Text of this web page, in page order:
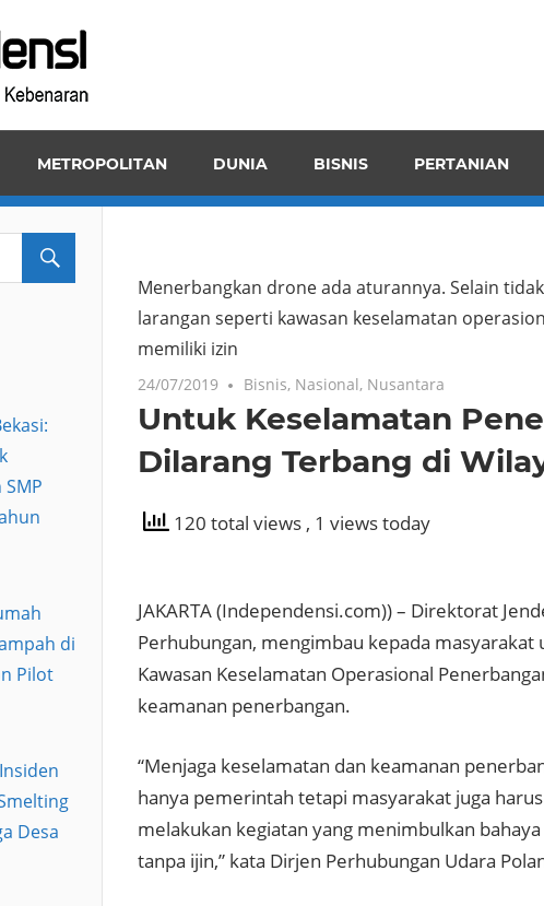
dan
METROPOLITAN DUNIA BISNIS PERTANIAN
Menerbangkan drone ada aturannya. Selain
larangan seperti kawasan keselamatan
memiliki izin
24/07/2019 Bisnis, Nasional, Nusantara
Untuk Keselamatan
Dilarang Terbang di
120 total views , 1 views today
JAKARTA (Independensi.com)) – Direktorat
Perhubungan, mengimbau kepada
Kawasan Keselamatan Operasional
keamanan penerbangan.
“Menjaga keselamatan dan keamanan
hanya pemerintah tetapi masyarakat juga
melakukan kegiatan yang menimbulkan
tanpa ijin,” kata Dirjen Perhubungan Udara
di
Pilot
Desa